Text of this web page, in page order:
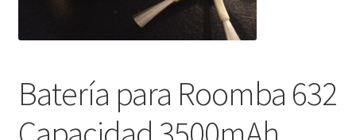
Batería para Roomba 632